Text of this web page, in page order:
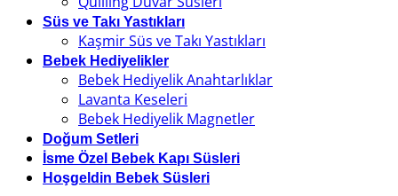
Süs ve Takı Yastıkları
Kaşmir Süs ve Takı Yastıkları
Bebek Hediyelikler
Bebek Hediyelik Anahtarlıklar
Lavanta Keseleri
Bebek Hediyelik Magnetler
Doğum Setleri
İsme Özel Bebek Kapı Süsleri
Hoşgeldin Bebek Süsleri